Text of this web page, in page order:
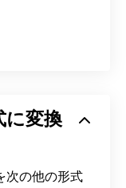
に変換